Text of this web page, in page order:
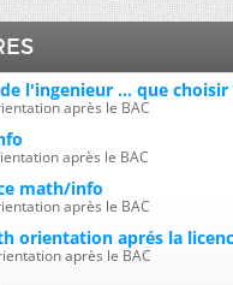
l'ingenieur ... que choisir
après le BAC
après le BAC
math/info
après le BAC
orientation aprés la
après le BAC